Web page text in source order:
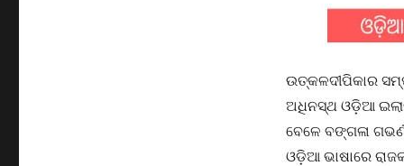
ଉତ୍କଳଦୀପିକାର
ଅଧିନସ୍ଥ ଓଡ଼ିଆ
ବେଳେ ବଙ୍ଗଳା
ଓଡ଼ିଆ ଭାଷାରେ